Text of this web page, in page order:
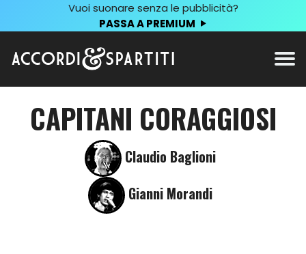
Vuoi suonare senza le pubblicità?
PASSA A PREMIUM
CAPITANI CORAGGIOSI
Claudio Baglioni
Gianni Morandi